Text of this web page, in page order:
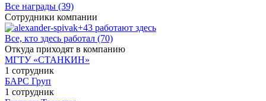
Все награды (39)
Сотрудники компании
+43 работают здесь
Все, кто здесь работал (70)
Откуда приходят в компанию
МГТУ «СТАНКИН»
1 сотрудник
БАРС Груп
1 сотрудник